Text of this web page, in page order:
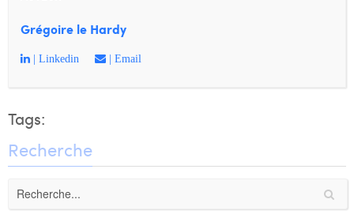
Grégoire le Hardy
| Linkedin | Email
Tags:
Recherche